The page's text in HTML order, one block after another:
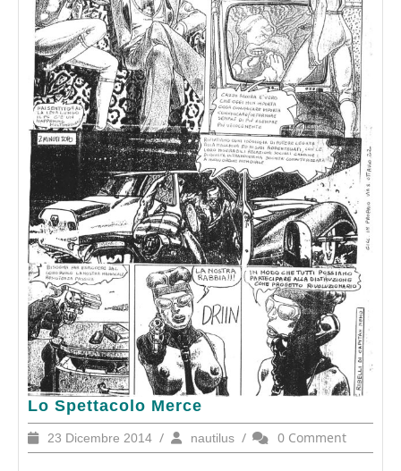
Lo Spettacolo Merce
Lo
Spettacolo
Merce
23 Dicembre 2014 23
Dicembre
/ nautilusnautilus
/ 0 Comment